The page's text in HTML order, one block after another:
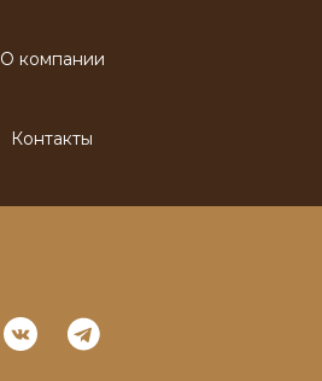
О компании
Контакты